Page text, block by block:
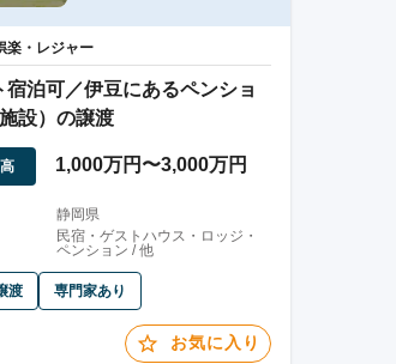
楽・レジャー
宿泊可／伊豆にあるペンショ
設）の譲渡
1,000万円〜3,000万円
静岡県
民宿・ゲストハウス・ロッジ・
ペンション / 他
渡 専門家あり
お気に入り